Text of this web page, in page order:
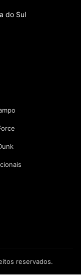
do Sul
reservados.